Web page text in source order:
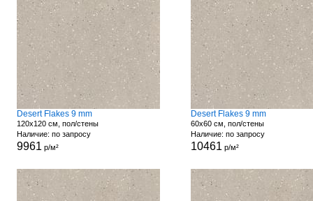
Desert Flakes 9 mm
120x120 см, пол/стены
Наличие: по запросу
9961 р/м²
Desert Flakes 9 mm
60x60 см, пол/стены
Наличие: по запросу
10461 р/м²